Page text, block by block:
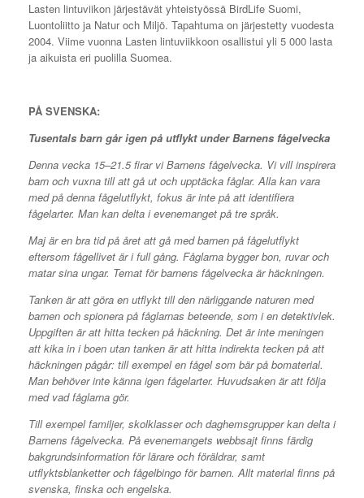
Lasten lintuviikon järjestävät yhteistyössä BirdLife Suomi,
Luontoliitto ja Natur och Miljö. Tapahtuma on järjestetty vuodesta
2004. Viime vuonna Lasten lintuviikkoon osallistui yli 5 000 lasta
ja aikuista eri puolilla Suomea.
PÅ SVENSKA:
Tusentals barn går igen på utflykt under Barnens fågelvecka
Denna vecka 15–21.5 firar vi Barnens fågelvecka. Vi vill inspirera
barn och vuxna till att gå ut och upptäcka fåglar. Alla kan vara
med på denna fågelutflykt, fokus är inte på att identifiera
fågelarter. Man kan delta i evenemanget på tre språk.
Maj är en bra tid på året att gå med barnen på fågelutflykt
eftersom fågellivet är i full gång. Fåglarna bygger bon, ruvar och
matar sina ungar. Temat för barnens fågelvecka är häckningen.
Tanken är att göra en utflykt till den närliggande naturen med
barnen och spionera på fåglarnas beteende, som i en detektivlek.
Uppgiften är att hitta tecken på häckning. Det är inte meningen
att kika in i boen utan tanken är att hitta indirekta tecken på att
häckningen pågår: till exempel en fågel som bär på bomaterial.
Man behöver inte känna igen fågelarter. Huvudsaken är att följa
med vad fåglarna gör.
Till exempel familjer, skolklasser och daghemsgrupper kan delta i
Barnens fågelvecka. På evenemangets webbsajt finns färdig
bakgrundsinformation för lärare och föräldrar, samt
utflyktsblanketter och fågelbingo för barnen. Allt material finns på
svenska, finska och engelska.